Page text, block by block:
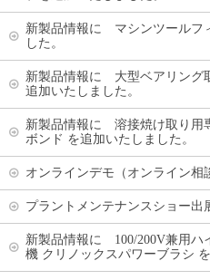
新製品情報に マシンツールフ
した。
新製品情報に 大型ベアリング
追加いたしました。
新製品情報に 溶接焼け取り用
ボンド を追加いたしました。
オンラインデモ（オンライン相
プラントメンテナンスショー出
新製品情報に 100/200V兼用ハ
機 クリノックスパワーブラシ